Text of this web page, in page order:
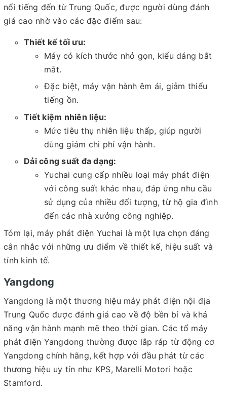
nổi tiếng đến từ Trung Quốc, được người dùng đánh
giá cao nhờ vào các đặc điểm sau:
Thiết kế tối ưu:
Máy có kích thước nhỏ gọn, kiểu dáng bắt
mắt.
Đặc biệt, máy vận hành êm ái, giảm thiểu
tiếng ồn.
Tiết kiệm nhiên liệu:
Mức tiêu thụ nhiên liệu thấp, giúp người
dùng giảm chi phí vận hành.
Dải công suất đa dạng:
Yuchai cung cấp nhiều loại máy phát điện
với công suất khác nhau, đáp ứng nhu cầu
sử dụng của nhiều đối tượng, từ hộ gia đình
đến các nhà xưởng công nghiệp.
Tóm lại, máy phát điện Yuchai là một lựa chọn đáng
cân nhắc với những ưu điểm về thiết kế, hiệu suất và
tính kinh tế.
Yangdong
Yangdong là một thương hiệu máy phát điện nội địa
Trung Quốc được đánh giá cao về độ bền bỉ và khả
năng vận hành mạnh mẽ theo thời gian. Các tổ máy
phát điện Yangdong thường được lắp ráp từ động cơ
Yangdong chính hãng, kết hợp với đầu phát từ các
thương hiệu uy tín như KPS, Marelli Motori hoặc
Stamford.